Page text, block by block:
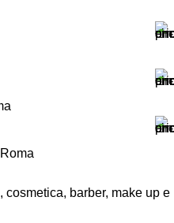
barber, make up e